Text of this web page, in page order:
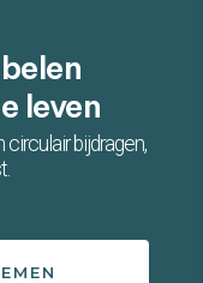
leven
bijdragen,